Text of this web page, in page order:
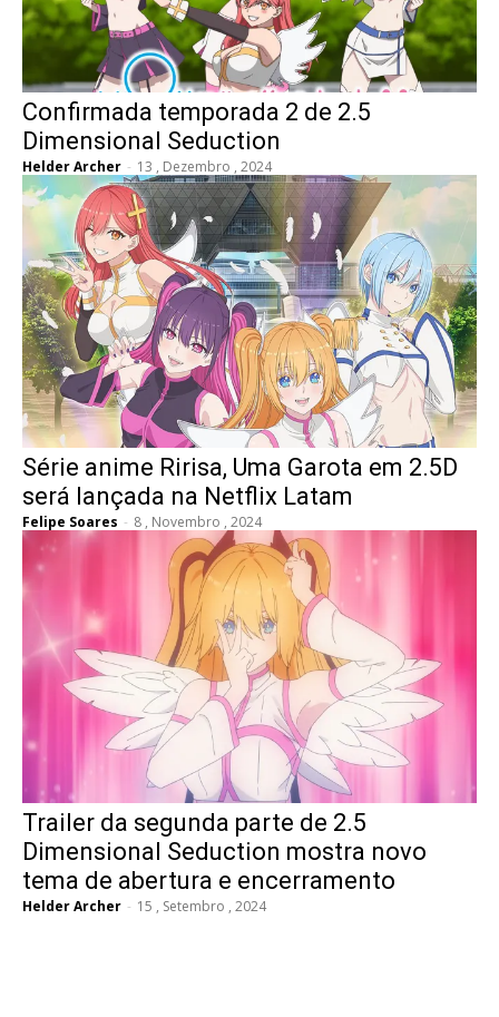
Confirmada temporada 2 de 2.5
Dimensional Seduction
Helder Archer - 13 , Dezembro , 2024
Série anime Ririsa, Uma Garota em 2.5D
será lançada na Netflix Latam
Felipe Soares - 8 , Novembro , 2024
Trailer da segunda parte de 2.5
Dimensional Seduction mostra novo
tema de abertura e encerramento
Helder Archer - 15 , Setembro , 2024